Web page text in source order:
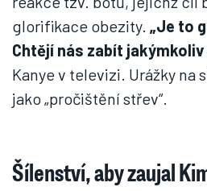
glorifikace obezity. „Je to
Chtějí nás zabít jakýmkoliv
Kanye v televizi. Urážky na
jako „pročištění střev“.
Šílenství, aby zaujal